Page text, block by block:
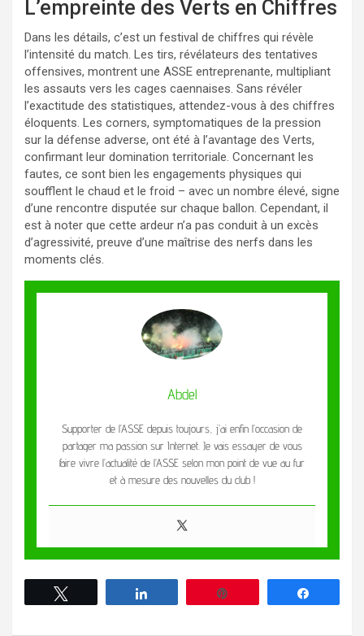
L’empreinte des Verts en Chiffres
Dans les détails, c’est un festival de chiffres qui révèle
l’intensité du match. Les tirs, révélateurs des tentatives
offensives, montrent une ASSE entreprenante, multipliant
les assauts vers les cages caennaises. Sans révéler
l’exactitude des statistiques, attendez-vous à des chiffres
éloquents. Les corners, symptomatiques de la pression
sur la défense adverse, ont été à l’avantage des Verts,
confirmant leur domination territoriale. Concernant les
fautes, ce sont bien les engagements physiques qui
soufflent le chaud et le froid – avec un nombre élevé, signe
d’une rencontre disputée sur chaque ballon. Cependant, il
est à noter que cette ardeur n’a pas conduit à un excès
d’agressivité, preuve d’une maîtrise des nerfs dans les
moments clés.
Abdel
Supporter de l’ASSE depuis toujours, j’ai enfin l’occasion de
partager ma passion sur Internet. Je vais essayer de vous
faire vivre l’actualité de l’ASSE selon mon point de vue au fur
et à mesure des nouvelles du club !